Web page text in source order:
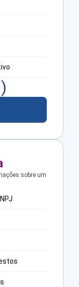
)
sobre um